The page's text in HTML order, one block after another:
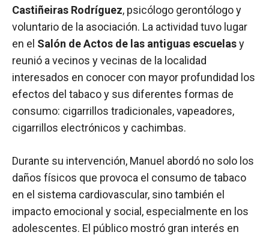
Castiñeiras Rodríguez, psicólogo gerontólogo y
voluntario de la asociación. La actividad tuvo lugar
en el Salón de Actos de las antiguas escuelasy
reunió a vecinos y vecinas de la localidad
interesados en conocer con mayor profundidad los
efectos del tabaco y sus diferentes formas de
consumo: cigarrillos tradicionales, vapeadores,
cigarrillos electrónicos y cachimbas.
Durante su intervención, Manuel abordó no solo los
daños físicos que provoca el consumo de tabaco
en el sistema cardiovascular, sino también el
impacto emocional y social, especialmente en los
adolescentes. El público mostró gran interés en